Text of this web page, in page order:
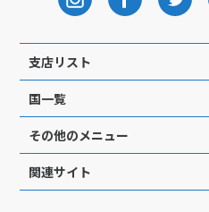
支店リスト
国一覧
その他のメニュー
関連サイト